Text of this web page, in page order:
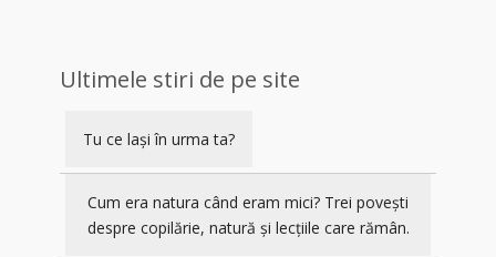
Ultimele stiri de pe site
Tu ce lași în urma ta?
Cum era natura când eram mici? Trei povești
despre copilărie, natură și lecțiile care rămân.